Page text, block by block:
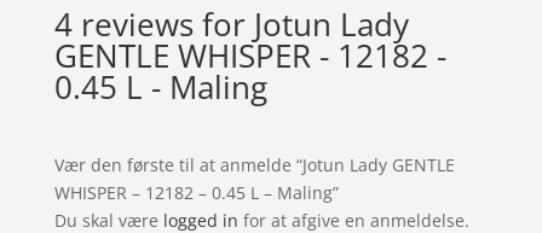
4 reviews for Jotun Lady
GENTLE WHISPER - 12182 -
0.45 L - Maling
Vær den første til at anmelde “Jotun Lady GENTLE
WHISPER – 12182 – 0.45 L – Maling”
Du skal være logged in for at afgive en anmeldelse.